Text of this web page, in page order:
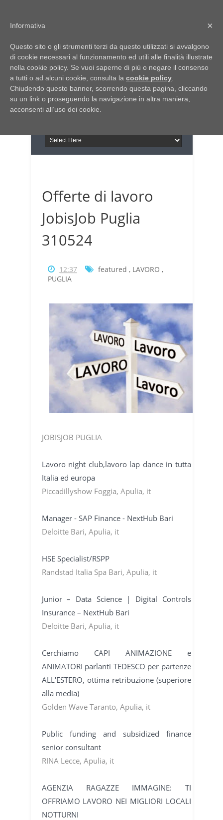
Italia Notizie
Giornale di Basilicata
Giornale di Puglia
INFORMAPUGLIA
Il portale n.1 del lavoro
in Puglia
Offerte di lavoro
JobisJob Puglia
310524
12:37 featured , LAVORO ,
PUGLIA
JOBISJOB PUGLIA
Lavoro night club,lavoro lap dance in tutta
Italia ed europa
Piccadillyshow Foggia, Apulia, it
Manager - SAP Finance - NextHub Bari
Deloitte Bari, Apulia, it
HSE Specialist/RSPP
Randstad Italia Spa Bari, Apulia, it
Junior – Data Science | Digital Controls
Insurance – NextHub Bari
Deloitte Bari, Apulia, it
Cerchiamo CAPI ANIMAZIONE e
ANIMATORI parlanti TEDESCO per partenze
ALL'ESTERO, ottima retribuzione (superiore
alla media)
Golden Wave Taranto, Apulia, it
Public funding and subsidized finance
senior consultant
RINA Lecce, Apulia, it
AGENZIA RAGAZZE IMMAGINE: TI
OFFRIAMO LAVORO NEI MIGLIORI LOCALI
NOTTURNI
×
Informativa
Questo sito o gli strumenti terzi da questo utilizzati si avvalgono
di cookie necessari al funzionamento ed utili alle finalità illustrate
nella cookie policy. Se vuoi saperne di più o negare il consenso
a tutti o ad alcuni cookie, consulta la cookie policy
Chiudendo questo banner, scorrendo questa pagina, cliccando
su un link o proseguendo la navigazione in altra maniera,
acconsenti all’uso dei cookie.